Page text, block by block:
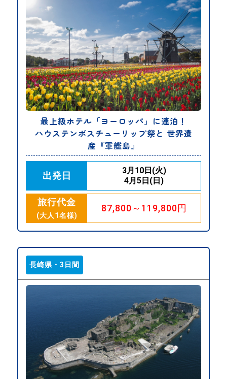
最上級ホテル「ヨーロッパ」に連泊！
ハウステンボスチューリップ祭と 世界遺
産『軍艦島』
出発日
3月10日(火)
4月5日(日)
旅行代金
(大人1名様)
87,800～119,800円
長崎県・3日間